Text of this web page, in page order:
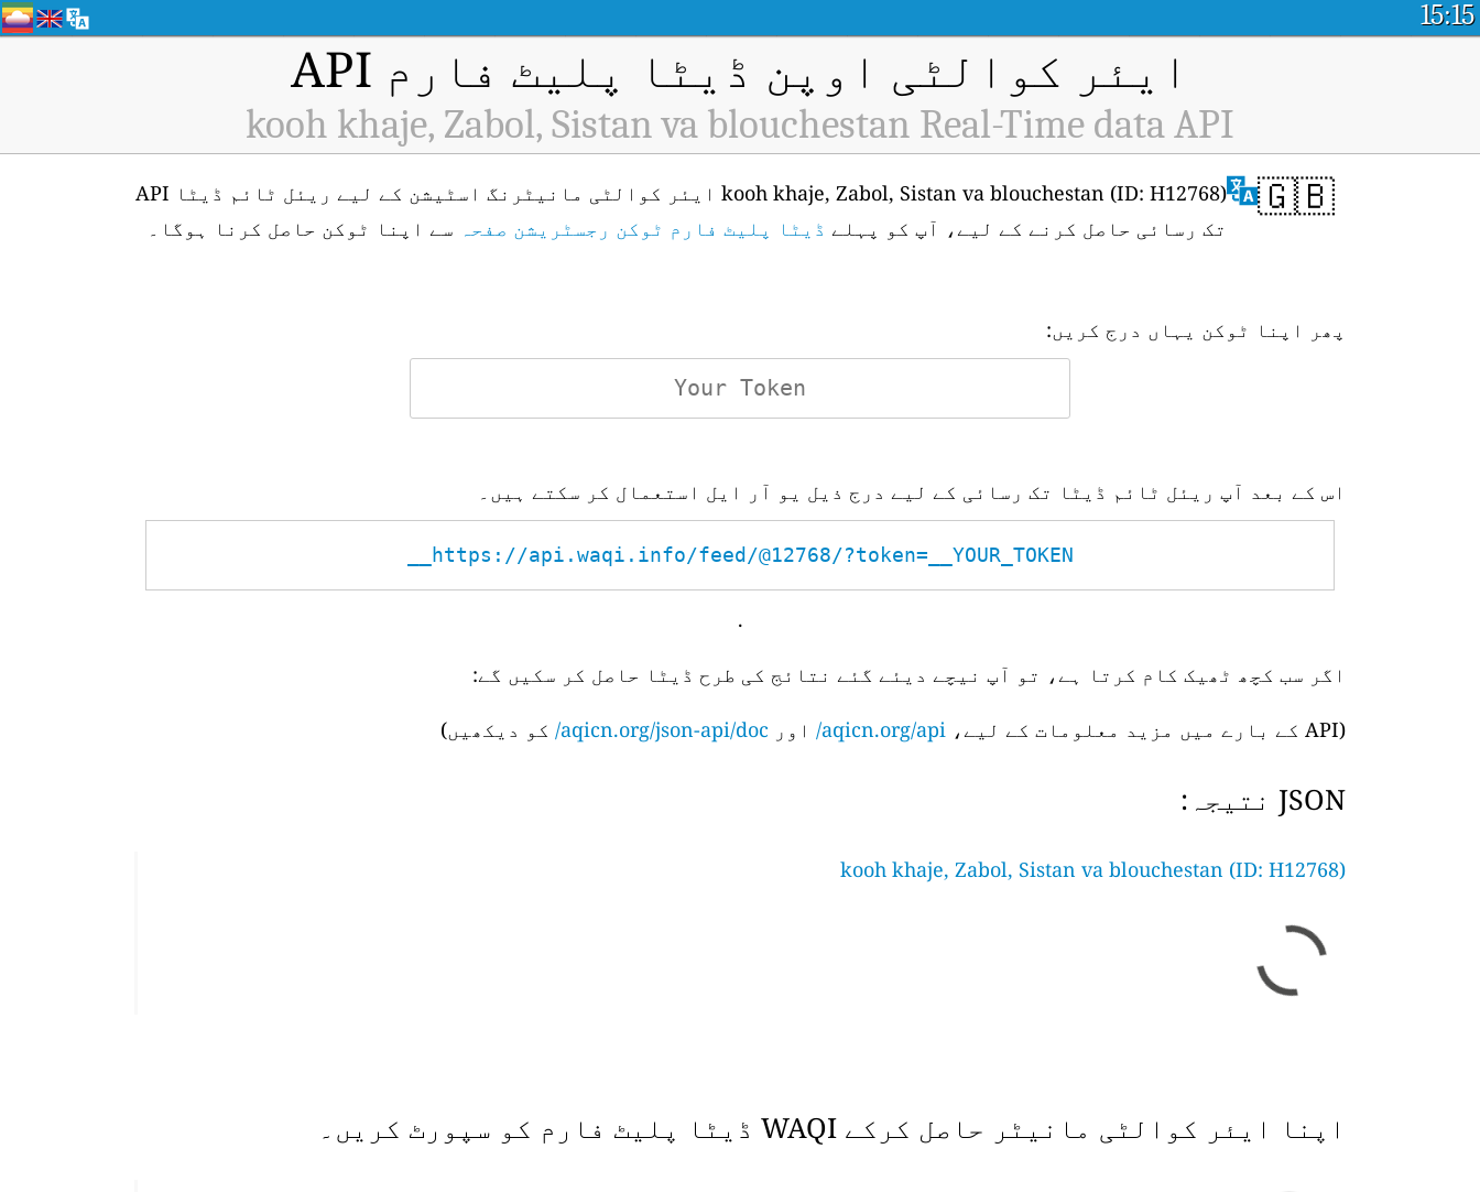
15:15
ایئر کوالٹی اوپن ڈیٹا پلیٹ فارم API
kooh khaje, Zabol, Sistan va blouchestan Real-Time data API
🇬🇧
kooh khaje, Zabol, Sistan va blouchestan (ID: H12768) ایئر کوالٹی مانیٹرنگ اسٹیشن کے لیے ریئل ٹائم ڈیٹا API
تک رسائی حاصل کرنے کے لیے، آپ کو پہلے ڈیٹا پلیٹ فارم ٹوکن رجسٹریشن صفحہ سے اپنا ٹوکن حاصل کرنا ہوگا۔
پھر اپنا ٹوکن یہاں درج کریں:
اس کے بعد آپ ریئل ٹائم ڈیٹا تک رسائی کے لیے درج ذیل یو آر ایل استعمال کر سکتے ہیں۔
https://api.waqi.info/feed/@12768/?token=__YOUR_TOKEN__
.
اگر سب کچھ ٹھیک کام کرتا ہے، تو آپ نیچے دیئے گئے نتائج کی طرح ڈیٹا حاصل کر سکیں گے:
(API کے بارے میں مزید معلومات کے لیے، aqicn.org/api/ اور aqicn.org/json-api/doc/ کو دیکھیں)
JSON نتیجہ:
kooh khaje, Zabol, Sistan va blouchestan (ID: H12768)
اپنا ایئر کوالٹی مانیٹر حاصل کرکے WAQI ڈیٹا پلیٹ فارم کو سپورٹ کریں۔